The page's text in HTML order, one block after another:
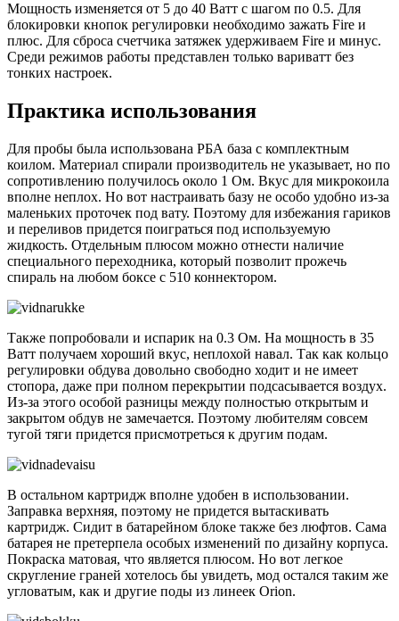
Мощность изменяется от 5 до 40 Ватт с шагом по 0.5. Для
блокировки кнопок регулировки необходимо зажать Fire и
плюс. Для сброса счетчика затяжек удерживаем Fire и минус.
Среди режимов работы представлен только вариватт без
тонких настроек.
Практика использования
Для пробы была использована РБА база с комплектным
коилом. Материал спирали производитель не указывает, но по
сопротивлению получилось около 1 Ом. Вкус для микрокоила
вполне неплох. Но вот настраивать базу не особо удобно из-за
маленьких проточек под вату. Поэтому для избежания гариков
и переливов придется поиграться под используемую
жидкость. Отдельным плюсом можно отнести наличие
специального переходника, который позволит прожечь
спираль на любом боксе с 510 коннектором.
Также попробовали и испарик на 0.3 Ом. На мощность в 35
Ватт получаем хороший вкус, неплохой навал. Так как кольцо
регулировки обдува довольно свободно ходит и не имеет
стопора, даже при полном перекрытии подсасывается воздух.
Из-за этого особой разницы между полностью открытым и
закрытом обдув не замечается. Поэтому любителям совсем
тугой тяги придется присмотреться к другим подам.
В остальном картридж вполне удобен в использовании.
Заправка верхняя, поэтому не придется вытаскивать
картридж. Сидит в батарейном блоке также без люфтов. Сама
батарея не претерпела особых изменений по дизайну корпуса.
Покраска матовая, что является плюсом. Но вот легкое
скругление граней хотелось бы увидеть, мод остался таким же
угловатым, как и другие поды из линеек Orion.